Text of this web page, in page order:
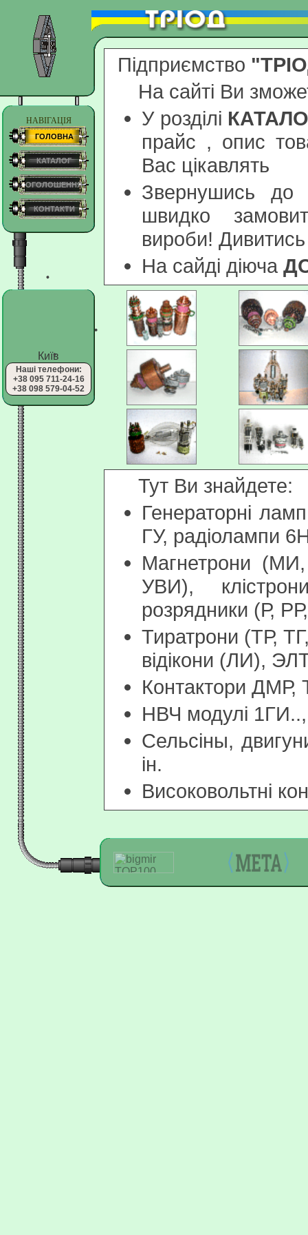
НАВІГАЦІЯ
ГОЛОВНА
КАТАЛОГ
ОГОЛОШЕННЯ
КОНТАКТИ
Київ
Наші телефони:
+38 095 711-24-16
+38 098 579-04-52
Підприємство
На сайті Ви
У розділі
прайс , опис
Вас цікавлять
Звернушись до
швидко
вироби!
На сайді діюча
Тут Ви знайдете:
Генераторні
ГУ, радіолампи
Магнетрони
УВИ),
розрядники (Р,
Тиратрони (ТР,
відікони (ЛИ),
Контактори
НВЧ модулі
Сельсіны,
ін.
Високовольтні